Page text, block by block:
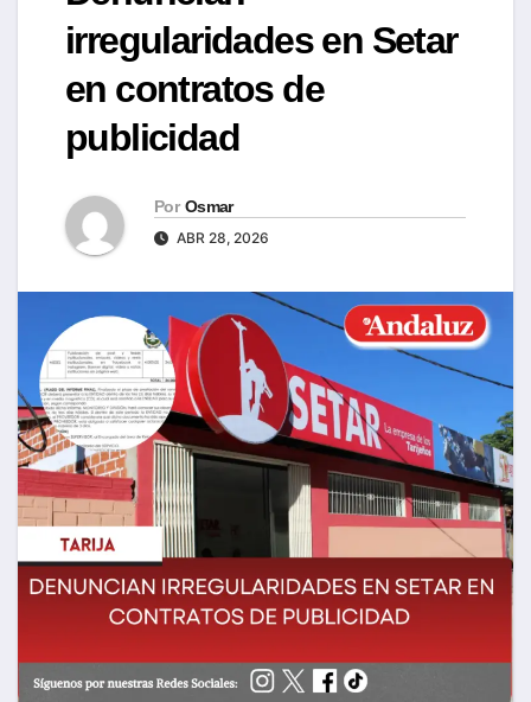
irregularidades en Setar
en contratos de
publicidad
Por Osmar
ABR 28, 2026